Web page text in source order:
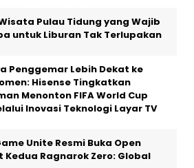
Pulau Tidung yang Wajib
untuk Liburan Tak Terlupakan
Penggemar Lebih Dekat ke
Hisense Tingkatkan
Menonton FIFA World Cup
Inovasi Teknologi Layar TV
Unite Resmi Buka Open
Kedua Ragnarok Zero: Global